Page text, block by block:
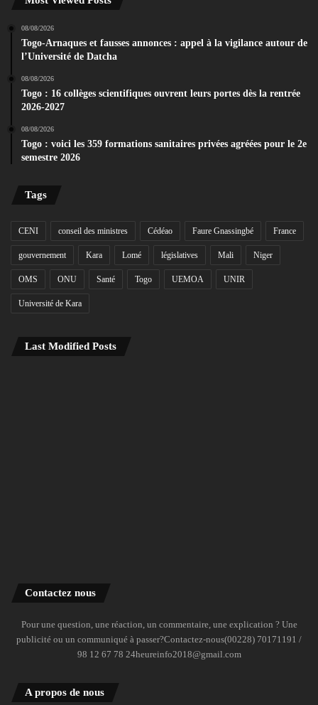
08/08/2026
Togo-Arnaques et fausses annonces : appel à la vigilance autour de
l’Université de Datcha
08/08/2026
Togo : 16 collèges scientifiques ouvrent leurs portes dès la rentrée
2026-2027
08/08/2026
Togo : voici les 359 formations sanitaires privées agréées pour le 2e
semestre 2026
Tags
CENI conseil des ministres Cédéao Faure Gnassingbé France
gouvernement Kara Lomé législatives Mali Niger
OMS ONU Santé Togo UEMOA UNIR
Université de Kara
Last Modified Posts
Contactez nous
Pour une question, une réaction, un commentaire, une explication ? Une
publicité ou un communiqué à passer?Contactez-nous(00228) 70171191 /
98 12 67 78 24heureinfo2018@gmail.com
A propos de nous